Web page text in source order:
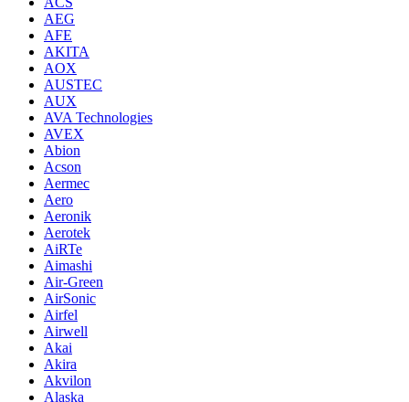
AEG
AFE
AKITA
AOX
AUSTEC
AUX
AVA Technologies
AVEX
Abion
Acson
Aermec
Aero
Aeronik
Aerotek
AiRTe
Aimashi
Air-Green
AirSonic
Airfel
Airwell
Akai
Akira
Akvilon
Alaska